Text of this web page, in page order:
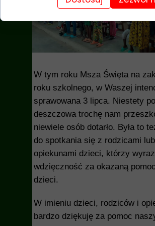
W tym roku Msza Święta na
roku szkolnego, w Waszej
sprawowana 3 lipca. Niestety
deszczowa trochę nam
niewiele osób dotarło. Była to
do spotkania się z rodzicami lub
opiekunami dzieci, którzy
wdzięczność za okazaną
dzieci.
W imieniu dzieci, rodziców i
bardzo dziękuję za pomoc